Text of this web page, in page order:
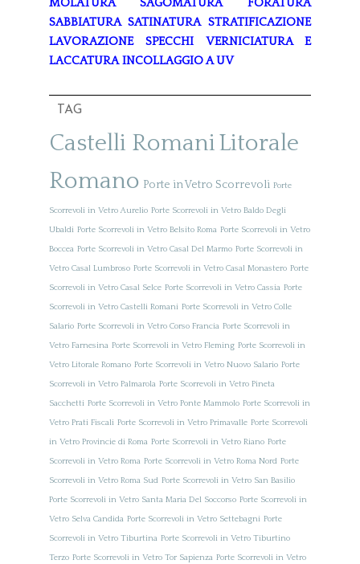
MOLATURA
SAGOMATURA
FORATURA
SABBIATURA SATINATURA STRATIFICAZIONE
LAVORAZIONE SPECCHI
VERNICIATURA E
LACCATURA INCOLLAGGIO A UV
TAG
Castelli RomaniLitorale
Romano Porte in Vetro Scorrevoli Porte
Scorrevoli in Vetro Aurelio Porte Scorrevoli in Vetro Baldo Degli
Ubaldi Porte Scorrevoli in Vetro Belsito Roma Porte Scorrevoli in Vetro
Boccea Porte Scorrevoli in Vetro Casal Del Marmo Porte Scorrevoli in
Vetro Casal Lumbroso Porte Scorrevoli in Vetro Casal Monastero Porte
Scorrevoli in Vetro Casal Selce Porte Scorrevoli in Vetro Cassia Porte
Scorrevoli in Vetro Castelli Romani Porte Scorrevoli in Vetro Colle
Salario Porte Scorrevoli in Vetro Corso Francia Porte Scorrevoli in
Vetro Farnesina Porte Scorrevoli in Vetro Fleming Porte Scorrevoli in
Vetro Litorale Romano Porte Scorrevoli in Vetro Nuovo Salario Porte
Scorrevoli in Vetro Palmarola Porte Scorrevoli in Vetro Pineta
Sacchetti Porte Scorrevoli in Vetro Ponte Mammolo Porte Scorrevoli in
Vetro Prati Fiscali Porte Scorrevoli in Vetro Primavalle Porte Scorrevoli
in Vetro Provincie di Roma Porte Scorrevoli in Vetro Riano Porte
Scorrevoli in Vetro Roma Porte Scorrevoli in Vetro Roma Nord Porte
Scorrevoli in Vetro Roma Sud Porte Scorrevoli in Vetro San Basilio
Porte Scorrevoli in Vetro Santa Maria Del Soccorso Porte Scorrevoli in
Vetro Selva Candida Porte Scorrevoli in Vetro Settebagni Porte
Scorrevoli in Vetro Tiburtina Porte Scorrevoli in Vetro Tiburtino
Terzo Porte Scorrevoli in Vetro Tor Sapienza Porte Scorrevoli in Vetro